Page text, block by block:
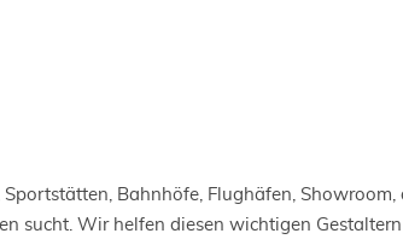
Bahnhöfe, Flughäfen, Showroom,
sucht. Wir helfen diesen wichtigen